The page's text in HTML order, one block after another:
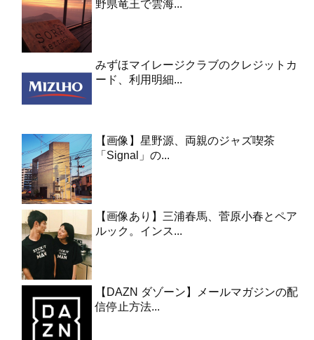
野県竜王で雲海...
みずほマイレージクラブのクレジットカ
ード、利用明細...
【画像】星野源、両親のジャズ喫茶
「Signal」の...
【画像あり】三浦春馬、菅原小春とペア
ルック。インス...
【DAZN ダゾーン】メールマガジンの配
信停止方法...